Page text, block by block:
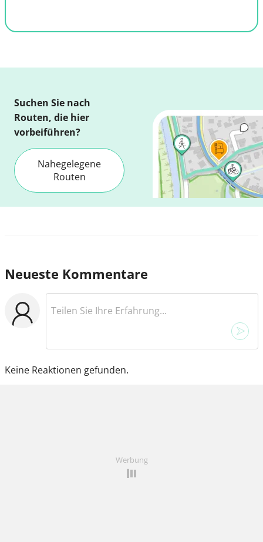
Suchen Sie nach
Routen, die hier
vorbeiführen?
Nahegelegene
Routen
Neueste Kommentare
Keine Reaktionen gefunden.
Werbung